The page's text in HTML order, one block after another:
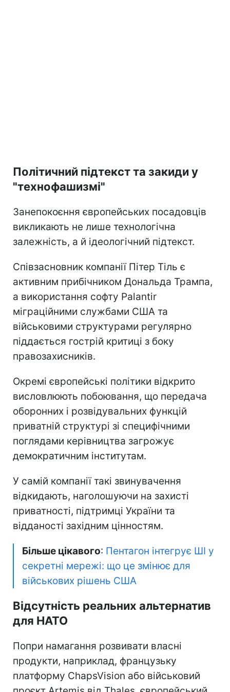
Політичний підтекст та закиди у
"технофашизмі"
Занепокоєння європейських посадовців
викликають не лише технологічна
залежність, а й ідеологічний підтекст.
Співзасновник компанії Пітер Тіль є
активним прибічником Дональда Трампа,
а використання софту Palantir
міграційними службами США та
військовими структурами регулярно
піддається гострій критиці з боку
правозахисників.
Окремі європейські політики відкрито
висловлюють побоювання, що передача
оборонних і розвідувальних функцій
приватній структурі зі специфічними
поглядами керівництва загрожує
демократичним інститутам.
У самій компанії такі звинувачення
відкидають, наголошуючи на захисті
приватності, підтримці України та
відданості західним цінностям.
Більше цікавого: Пентагон інтегрує ШІ у
секретні мережі: що це змінює для
військових рішень США
Відсутність реальних альтернатив
для НАТО
Попри намагання розвивати власні
продукти, наприклад, французьку
платформу ChapsVision або військовий